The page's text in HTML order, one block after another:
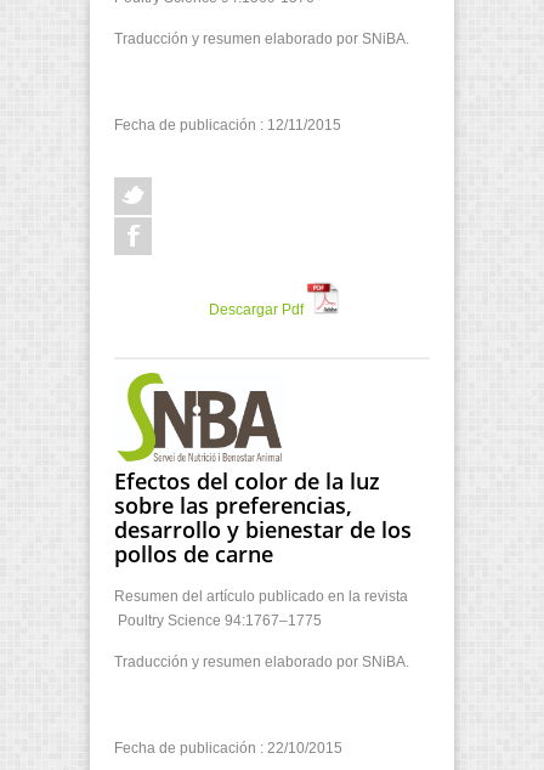
Traducción y resumen elaborado por SNiBA.
Fecha de publicación : 12/11/2015
Descargar Pdf
Efectos del color de la luz
sobre las preferencias,
desarrollo y bienestar de los
pollos de carne
Resumen del artículo publicado en la revista
Poultry Science 94:1767–1775
Traducción y resumen elaborado por SNiBA.
Fecha de publicación : 22/10/2015